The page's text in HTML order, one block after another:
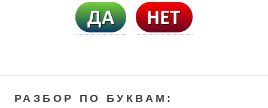
РАЗБОР ПО БУКВАМ: